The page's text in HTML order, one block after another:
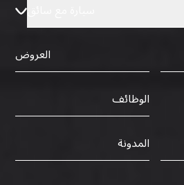
العروض
الوظائف
المدونة